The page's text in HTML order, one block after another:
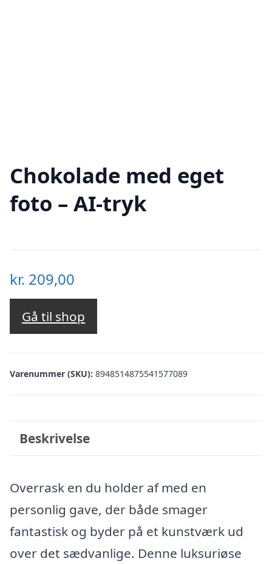
Chokolade med eget
foto – AI-tryk
kr. 209,00
Gå til shop
Varenummer (SKU): 8948514875541577089
Beskrivelse
Overrask en du holder af med en
personlig gave, der både smager
fantastisk og byder på et kunstværk ud
over det sædvanlige. Denne luksuriøse